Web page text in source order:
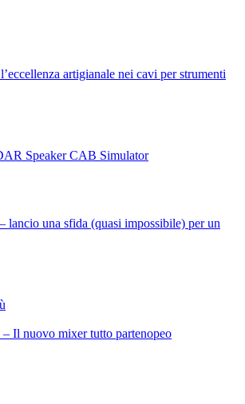
artigianale nei cavi per strumenti
MOOER RADAR Speaker CAB Simulator
lancio una sfida (quasi impossibile) per un
Il nuovo mixer tutto partenopeo